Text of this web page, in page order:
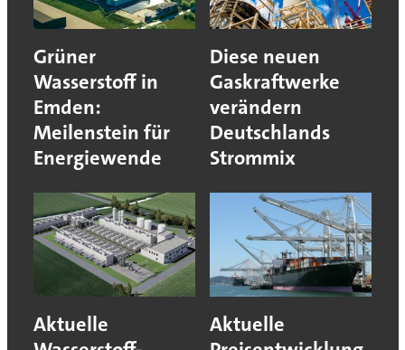
Grüner
Wasserstoff in
Emden:
Meilenstein für
Energiewende
Diese neuen
Gaskraftwerke
verändern
Deutschlands
Strommix
Aktuelle
Aktuelle